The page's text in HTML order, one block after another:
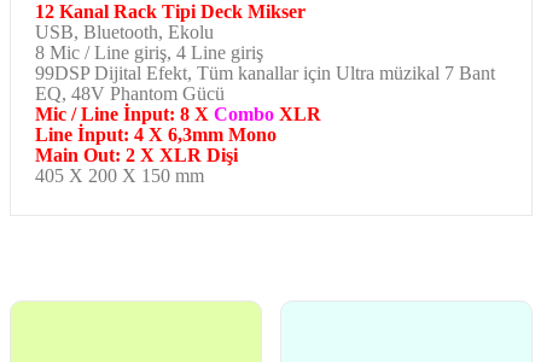
12 Kanal Rack Tipi Deck Mikser
USB, Bluetooth, Ekolu
8 Mic / Line giriş, 4 Line giriş
99DSP Dijital Efekt, Tüm kanallar için Ultra müzikal 7 Bant
EQ, 48V Phantom Gücü
Mic / Line İnput: 8 X ComboXLR
Line İnput: 4 X 6,3mm Mono
Main Out: 2 X XLR Dişi
405 X 200 X 150 mm
Görüş ve önerileriniz için teşekkür ederiz.